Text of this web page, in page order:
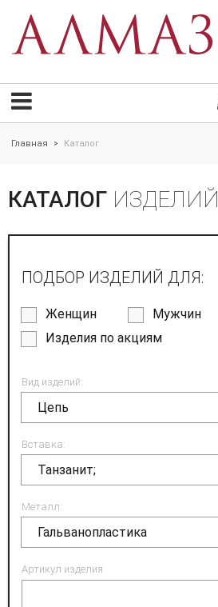
Главная > Каталог
КАТАЛОГ ИЗДЕЛИЙ
ПОДБОР ИЗДЕЛИЙ ДЛЯ:
Женщин Мужчин
Изделия по акциям
Вид изделий:
Цепь
Вставка:
Танзанит;
Металл:
Гальванопластика
Артикул изделия: